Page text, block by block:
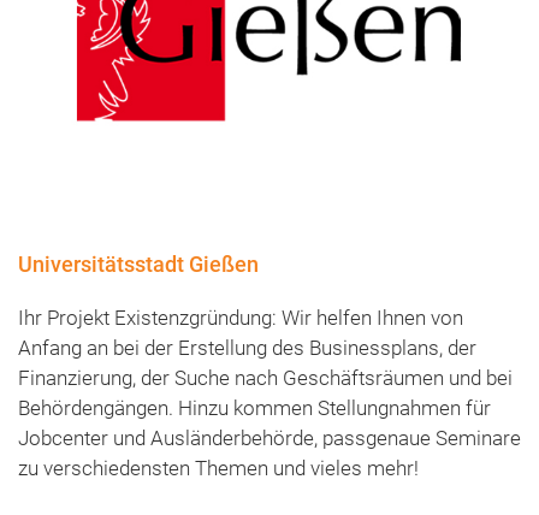
Universitätsstadt Gießen
Ihr Projekt Existenzgründung: Wir helfen Ihnen von
Anfang an bei der Erstellung des Businessplans, der
Finanzierung, der Suche nach Geschäftsräumen und bei
Behördengängen. Hinzu kommen Stellungnahmen für
Jobcenter und Ausländerbehörde, passgenaue Seminare
zu verschiedensten Themen und vieles mehr!